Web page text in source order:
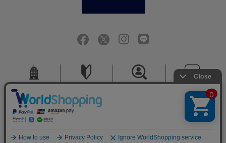
会社概要 お問い合せ
ご利用規約 特定商取引法に基づく表記
COPYRIGHT (C) MELROSE CO.,LTD.ALL RIGHTS RESERVED.